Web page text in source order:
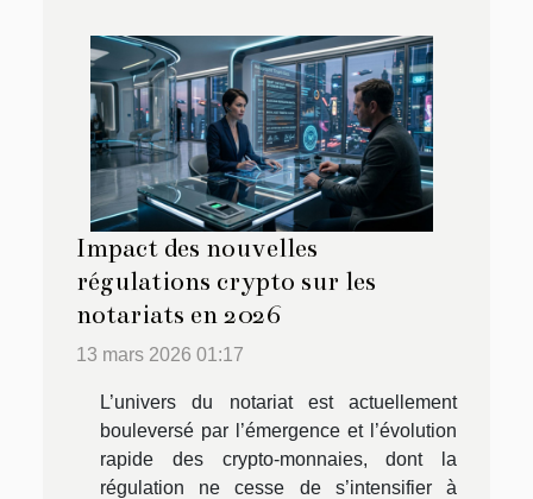
Impact des nouvelles
régulations crypto sur les
notariats en 2026
13 mars 2026 01:17
L’univers du notariat est actuellement
bouleversé par l’émergence et l’évolution
rapide des crypto-monnaies, dont la
régulation ne cesse de s’intensifier à